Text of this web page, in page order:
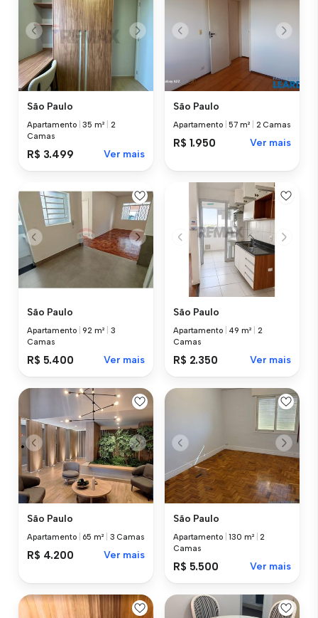
São Paulo
Apartamento |35 m²
2
Camas
R$ 3.499 Ver mais
São Paulo
Apartamento |57 m² 2 Camas
R$ 1.950 Ver mais
São Paulo
Apartamento |92 m²
3
Camas
R$ 5.400 Ver mais
São Paulo
Apartamento 49 m²
2
Camas
R$ 2.350 Ver mais
São Paulo
Apartamento 65 m² 3 Camas
R$ 4.200 Ver mais
São Paulo
Apartamento |130 m² |2
Camas
R$ 5.500 Ver mais